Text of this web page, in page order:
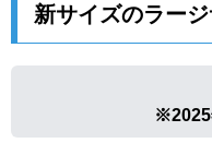
新サイズのラー
※2025